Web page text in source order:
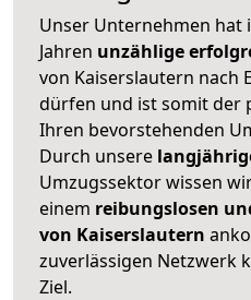
Unser Unternehmen hat
Jahren unzählige
von Kaiserslautern nach
dürfen und ist somit der
Ihren bevorstehenden
Durch unsere
Umzugssektor wissen
einem reibungslosen
von Kaiserslautern
zuverlässigen Netzwerk
Ziel.